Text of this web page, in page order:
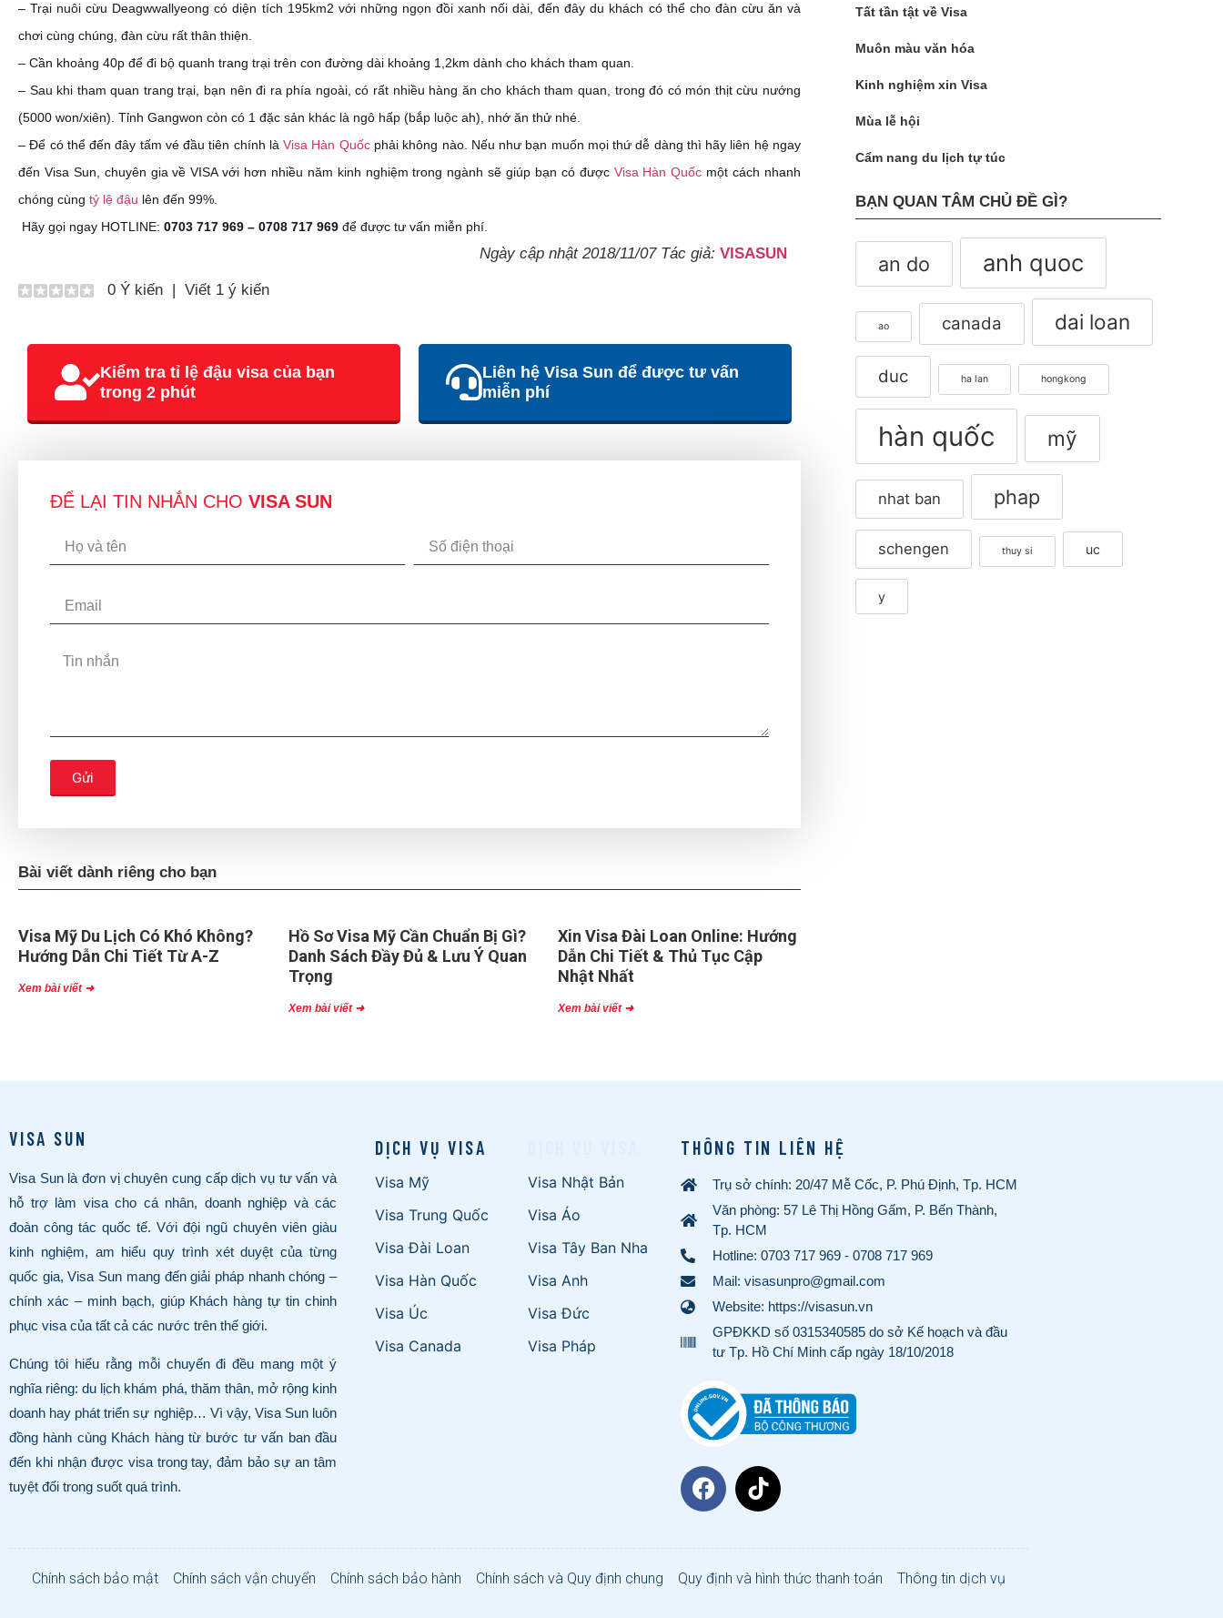
– Trại nuôi cừu Deagwwallyeong có diện tích 195km2 với những ngọn đồi xanh nối dài, đến đây du khách có thể cho đàn cừu ăn và
chơi cùng chúng, đàn cừu rất thân thiện.
– Cần khoảng 40p để đi bộ quanh trang trại trên con đường dài khoảng 1,2km dành cho khách tham quan.
– Sau khi tham quan trang trại, bạn nên đi ra phía ngoài, có rất nhiều hàng ăn cho khách tham quan, trong đó có món thịt cừu nướng
(5000 won/xiên). Tỉnh Gangwon còn có 1 đặc sản khác là ngô hấp (bắp luộc ah), nhớ ăn thử nhé.
– Để có thể đến đây tấm vé đầu tiên chính làVisa Hàn Quốcphải không nào. Nếu như bạn muốn mọi thứ dễ dàng thì hãy liên hệ ngay
đến Visa Sun, chuyên gia về VISA với hơn nhiều năm kinh nghiệm trong ngành sẽ giúp bạn có được Visa Hàn Quốc một cách nhanh
chóng cùng tỷ lệ đậu lên đến 99%.
Hãy gọi ngay HOTLINE: 0703 717 969 – 0708 717 969 để được tư vấn miễn phí.
Ngày cập nhật 2018/11/07 Tác giả: VISASUN
0 Ý kiến | Viết 1 ý kiến
Kiểm tra tỉ lệ đậu visa của bạn
trong 2 phút
Liên hệ Visa Sun để được tư vấn
miễn phí
ĐỂ LẠI TIN NHẮN CHO VISA SUN
Gửi
Bài viết dành riêng cho bạn
Visa Mỹ Du Lịch Có Khó Không?
Hướng Dẫn Chi Tiết Từ A-Z
Xem bài viết ➜
Hồ Sơ Visa Mỹ Cần Chuẩn Bị Gì?
Danh Sách Đầy Đủ & Lưu Ý Quan
Trọng
Xem bài viết ➜
Xin Visa Đài Loan Online: Hướng
Dẫn Chi Tiết & Thủ Tục Cập
Nhật Nhất
Xem bài viết ➜
Tất tần tật về Visa
Muôn màu văn hóa
Kinh nghiệm xin Visa
Mùa lễ hội
Cẩm nang du lịch tự túc
BẠN QUAN TÂM CHỦ ĐỀ GÌ?
an do anh quoc
ao canada dai loan
duc ha lan hongkong
hàn quốc mỹ
nhat ban phap
schengen thuy si uc
y
VISA SUN
Visa Sun là đơn vị chuyên cung cấp dịch vụ tư vấn và
hỗ trợ làm visa cho cá nhân, doanh nghiệp và các
đoàn công tác quốc tế. Với đội ngũ chuyên viên giàu
kinh nghiệm, am hiểu quy trình xét duyệt của từng
quốc gia, Visa Sun mang đến giải pháp nhanh chóng –
chính xác – minh bạch, giúp Khách hàng tự tin chinh
phục visa của tất cả các nước trên thế giới.
Chúng tôi hiểu rằng mỗi chuyến đi đều mang một ý
nghĩa riêng: du lịch khám phá, thăm thân, mở rộng kinh
doanh hay phát triển sự nghiệp… Vì vậy, Visa Sun luôn
đồng hành cùng Khách hàng từ bước tư vấn ban đầu
đến khi nhận được visa trong tay, đảm bảo sự an tâm
tuyệt đối trong suốt quá trình.
DỊCH VỤ VISA
Visa Mỹ
Visa Trung Quốc
Visa Đài Loan
Visa Hàn Quốc
Visa Úc
Visa Canada
Visa Nhật Bản
Visa Áo
Visa Tây Ban Nha
Visa Anh
Visa Đức
Visa Pháp
THÔNG TIN LIÊN HỆ
Trụ sở chính: 20/47 Mễ Cốc, P. Phú Định, Tp. HCM
Văn phòng: 57 Lê Thị Hồng Gấm, P. Bến Thành,
Tp. HCM
Hotline: 0703 717 969 - 0708 717 969
Mail: visasunpro@gmail.com
Website: https://visasun.vn
GPĐKKD số 0315340585 do sở Kế hoạch và đầu
tư Tp. Hồ Chí Minh cấp ngày 18/10/2018
Chính sách bảo mật Chính sách vận chuyển Chính sách bảo hành Chính sách và Quy định chung Quy định và hình thức thanh toán Thông tin dịch vụ